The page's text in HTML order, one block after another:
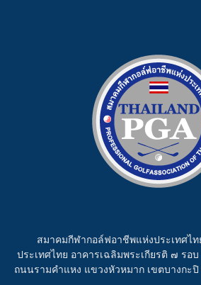
สมาคมกีฬากอล์ฟอาชีพแห่งประเทศไท
ประเทศไทย อาคารเฉลิมพระเกียรติ ๗ รอ
ถนนรามคำแหง แขวงหัวหมาก เขตบางกะ